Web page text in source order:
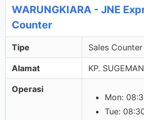
WARUNGKIARA - JNE
Counter
Tipe Sales Counter
Alamat KP.
Operasi
Mon:
Tue: